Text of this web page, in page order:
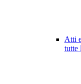
Atti
tutte